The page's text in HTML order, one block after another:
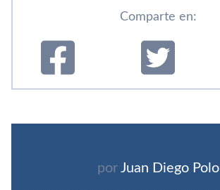
Comparte en:
por Juan Diego Polo